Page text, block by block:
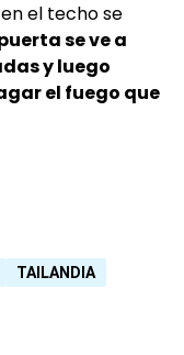
el techo se
se ve a
y luego
el fuego que
TAILANDIA